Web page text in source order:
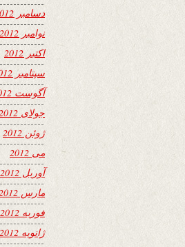
دسامبر 2012
نوامبر 2012
اکتبر 2012
سپتامبر 2012
آگوست 2012
جولای 2012
ژوئن 2012
می 2012
آوریل 2012
مارس 2012
فوریه 2012
ژانویه 2012